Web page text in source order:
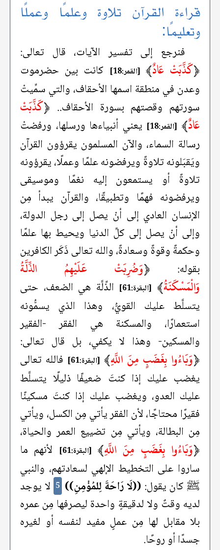
قراءة القرآن تلاوة وعلمًا وعملًا
وتعليمًا:
فنرجع إلى تفسير الآيات، قال تعالى:
﴿كَذَّبَتْ عَادٌ﴾ [القمر:18]
كانت بين حضرموت
وعدن في منطقة اسمها الأحقاف، والتي سمِّيتْ
سورتهم وقصتهم بسورة الأحقاف.. ﴿كَذَّبَتْ
عَادٌ﴾ [القمر:18]
يعني أنبياءها ورسلها، ورفضتْ
رسالة السماء، والآن المسلمون يقرؤون القرآن
ويَقبَلونه تلاوةً ويرفضونه علمًا وعملًا، يقرؤونه
تلاوةً أو يستمعون إليه نغمًا وموسيقى
ويرفضونه فهمًا وتطبيقًا، والقرآن يبدأ مِن
الإنسان العادي إلى أنْ يصل إلى رجل الدولة،
وإلى أنْ يصل إلى كلِّ الدنيا ويحيط بها علمًا
وحكمةً وقوةً وسعادةً، والله تعالى ذَكَر الكافرين
بقوله: ﴿وَضُرِبَتْ عَلَيْهِمُ الذِّلَّةُ
وَالْمَسْكَنَةُ﴾ [البقرة:61]
الذِّلَّة هي الضعف، حتى
يتسلَّط عليك القويُّ، وهذا الذي يسمُّونه
استعمارًا، والمسكنة هي الفقر -الفقير
والمسكين- وهذا لا يكفي، بل قال تعالى:
﴿وَبَاءُوا بِغَضَبٍ مِنَ اللَّهِ﴾ [البقرة:61]
فالله تعالى
يغضب عليك إذا كنتَ ضعيفًا ذليلًا يتسلَّط
عليك العدو، ويغضب عليك إذا كنتَ مسكينًا
فقيرًا محتاجًا، لأن الفقر يأتي مِن الكسل، ويأتي
مِن البطالة، ويأتي مِن تضييع العمر والحياة،
﴿وَبَاءُوا بِغَضَبٍ مِنَ اللَّهِ﴾ [البقرة:61]
لأنهم ما
ساروا على التخطيط الإلهي لسعادتهم، والنبي
ﷺ كان يقول: ((لَا رَاحَةَ لِلمُؤْمِنِ)) 5 لا يوجد
لديه وقتٌ ولا لدقيقةٍ واحدة ليصرفها مِن عمره
بلا مقابل لها مِن عملٍ مفيد لنفسه أو لغيره
جسدًا أو روحًا.